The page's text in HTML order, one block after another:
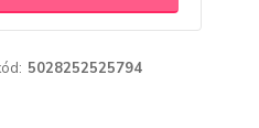
5028252525794